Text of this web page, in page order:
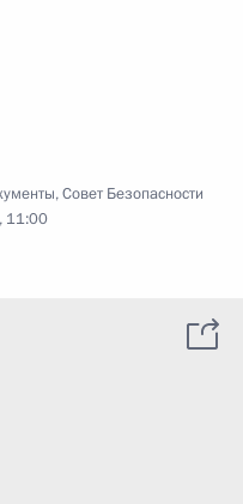
,Совет Безопасности
11:00